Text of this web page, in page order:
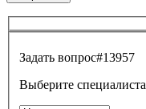
Задать вопрос#13957
Выберите специалиста